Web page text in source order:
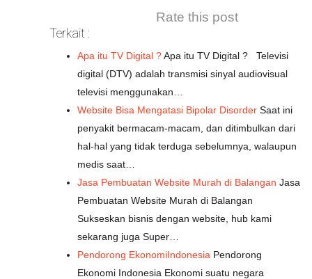
Rate this post
Terkait :
Apa itu TV Digital ?Apa itu TV Digital ? Televisi
digital (DTV) adalah transmisi sinyal audiovisual
televisi menggunakan…
Website Bisa Mengatasi Bipolar Disorder Saat ini
penyakit bermacam-macam, dan ditimbulkan dari
hal-hal yang tidak terduga sebelumnya, walaupun
medis saat…
Jasa Pembuatan Website Murah di Balangan Jasa
Pembuatan Website Murah di Balangan
Sukseskan bisnis dengan website, hub kami
sekarang juga Super…
Pendorong EkonomiIndonesia Pendorong
Ekonomi Indonesia Ekonomi suatu negara